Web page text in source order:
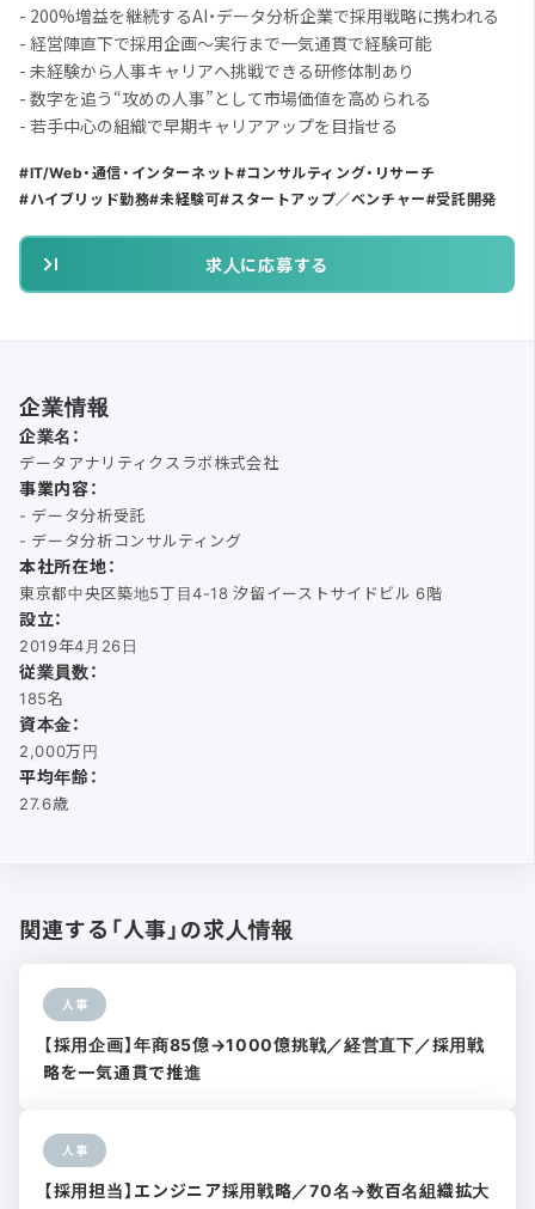
- 200%増益を継続するAI・データ分析企業で採用戦略に携われる
- 経営陣直下で採用企画〜実行まで一気通貫で経験可能
- 未経験から人事キャリアへ挑戦できる研修体制あり
- 数字を追う“攻めの人事”として市場価値を高められる
- 若手中心の組織で早期キャリアアップを目指せる
IT/Web・通信・インターネット
コンサルティング・リサーチ
ハイブリッド勤務 未経験可 スタートアップ／ベンチャー 受託開発
求人に応募する
企業情報
企業名：
データアナリティクスラボ株式会社
事業内容：
- データ分析受託
- データ分析コンサルティング
本社所在地：
東京都中央区築地5丁目4-18 汐留イーストサイドビル 6階
設立：
2019年4月26日
従業員数：
185名
資本金：
2,000万円
平均年齢：
27.6歳
関連する「人事」の求人情報
人事
【採用企画】年商85億→1000億挑戦／経営直下／採用戦
略を一気通貫で推進
人事
【採用担当】エンジニア採用戦略／70名→数百名組織拡大